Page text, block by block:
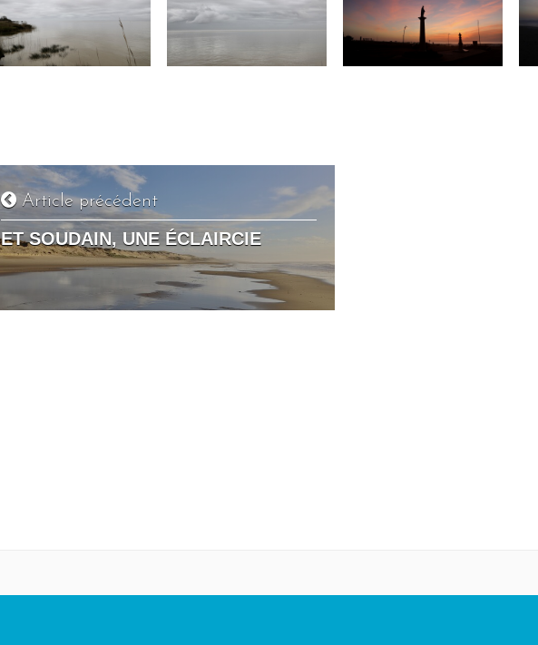
Article précédent
ET SOUDAIN, UNE ÉCLAIRCIE